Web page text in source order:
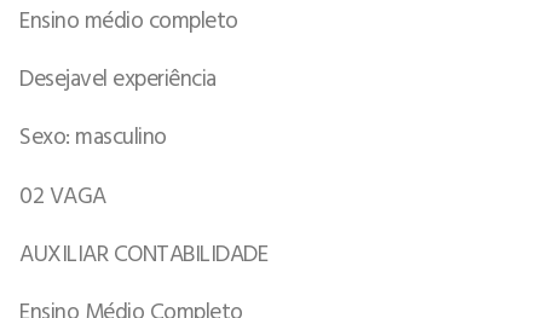
Ensino médio completo
Desejavel experiência
Sexo: masculino
02 VAGA
AUXILIAR CONTABILIDADE
Ensino Médio Completo